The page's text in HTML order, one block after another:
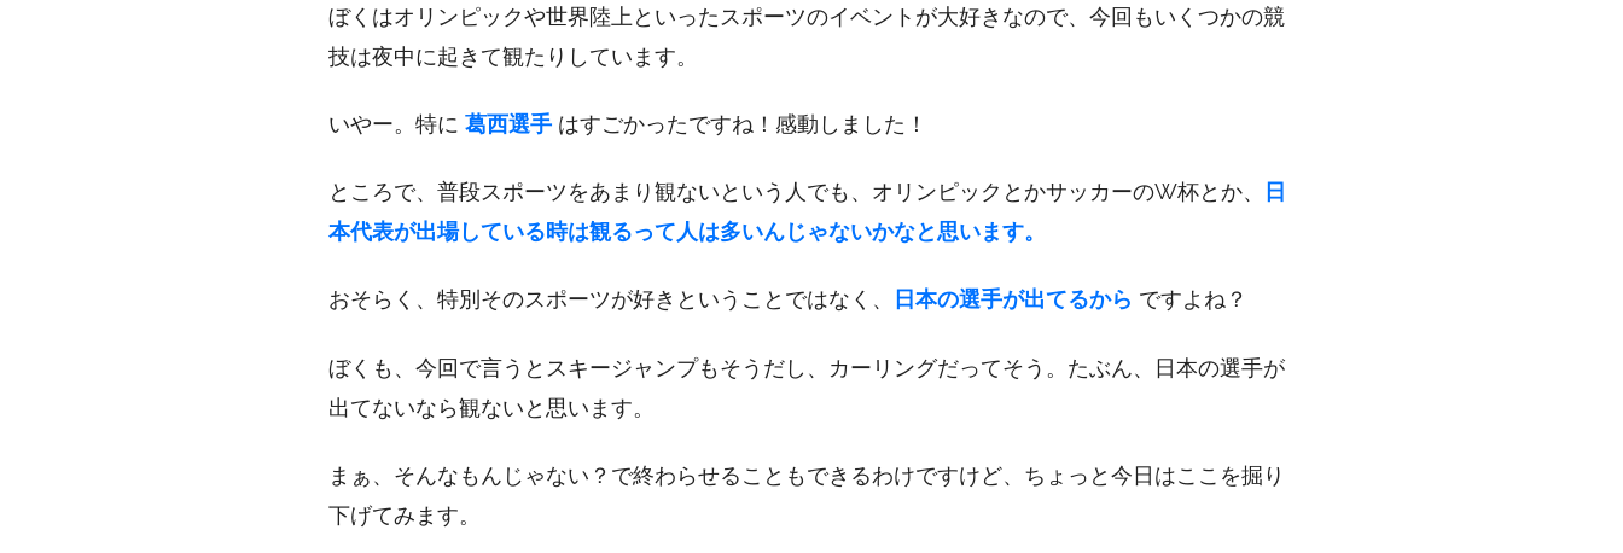
ぼくはオリンピックや世界陸上といったスポーツのイベントが大好きなので、今回もいくつかの競
技は夜中に起きて観たりしています。
いやー。特に 葛西選手 はすごかったですね！感動しました！
ところで、普段スポーツをあまり観ないという人でも、オリンピックとかサッカーのW杯とか、
日
本代表が出場している時は観るって人は多いんじゃないかなと思います。
おそらく、特別そのスポーツが好きということではなく、 日本の選手が出てるから ですよね？
ぼくも、今回で言うとスキージャンプもそうだし、カーリングだってそう。たぶん、日本の選手が
出てないなら観ないと思います。
まぁ、そんなもんじゃない？で終わらせることもできるわけですけど、ちょっと今日はここを掘り
下げてみます。